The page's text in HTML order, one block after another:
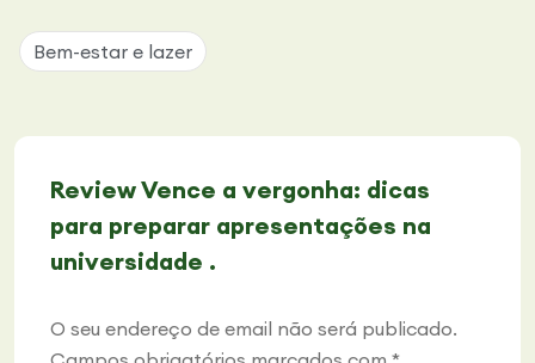
Bem-estar e lazer
Review Vence a vergonha: dicas
para preparar apresentações na
universidade .
O seu endereço de email não será publicado.